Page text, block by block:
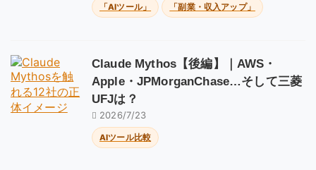
「AIツール」 「副業・収入アップ」
Claude Mythos【後編】｜AWS・
Apple・JPMorganChase…そして三菱
UFJは？
2026/7/23
AIツール比較